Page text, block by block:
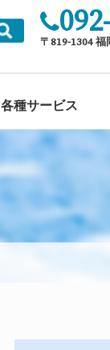
各種サービス